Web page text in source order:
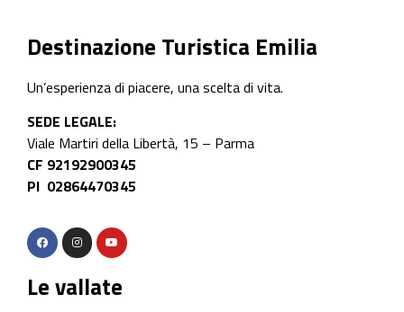
Destinazione Turistica Emilia
Un’esperienza di piacere, una scelta di vita.
SEDE LEGALE:
Viale Martiri della Libertà, 15 – Parma
CF 92192900345
PI 02864470345
Le vallate